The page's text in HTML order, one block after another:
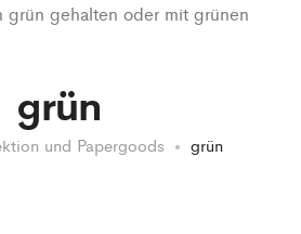
grün gehalten oder mit grünen
grün
und Papergoods grün